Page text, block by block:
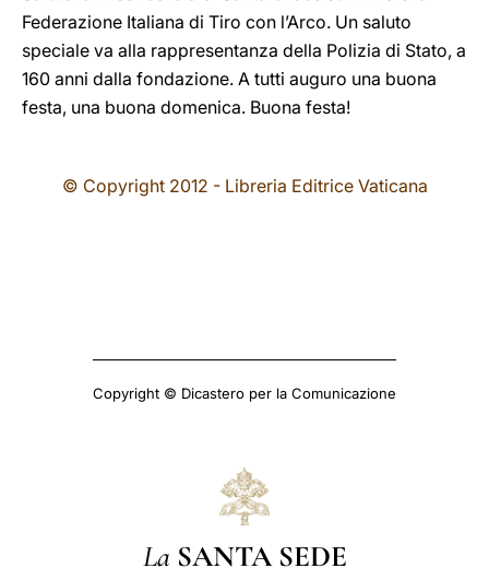
Federazione Italiana di Tiro con l’Arco. Un saluto
speciale va alla rappresentanza della Polizia di Stato, a
160 anni dalla fondazione. A tutti auguro una buona
festa, una buona domenica. Buona festa!
© Copyright 2012 - Libreria Editrice Vaticana
Copyright © Dicastero per la Comunicazione
La SANTA SEDE